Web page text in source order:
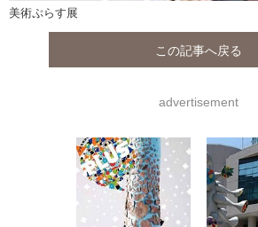
美術ぷらす展
この記事へ戻る
advertisement